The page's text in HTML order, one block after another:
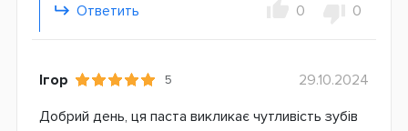
Ответить
0 0
Ігор 5
29.10.2024
Добрий день, ця паста викликає чутливість зубів